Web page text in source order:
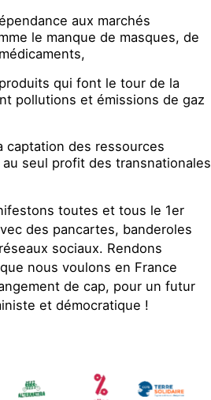
aux marchés
le manque de masques, de
qui font le tour de la
pollutions et émissions de gaz
captation des ressources
seul profit des transnationales
toutes et tous le 1er
des pancartes, banderoles
sociaux. Rendons
nous voulons en France
de cap, pour un futur
et démocratique !